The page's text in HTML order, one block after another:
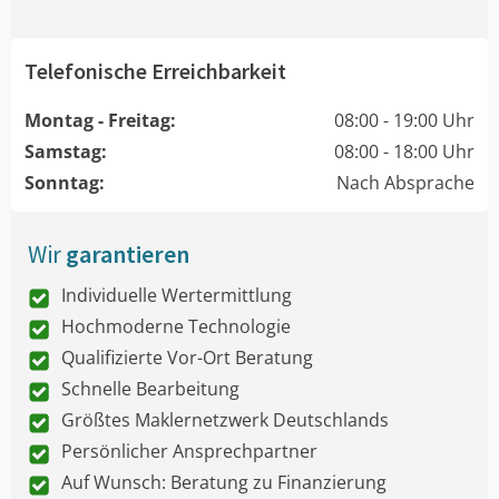
Telefonische Erreichbarkeit
Montag - Freitag:
08:00 - 19:00 Uhr
Samstag:
08:00 - 18:00 Uhr
Sonntag:
Nach Absprache
Wirgarantieren
Individuelle Wertermittlung
Hochmoderne Technologie
Qualifizierte Vor-Ort Beratung
Schnelle Bearbeitung
Größtes Maklernetzwerk Deutschlands
Persönlicher Ansprechpartner
Auf Wunsch: Beratung zu Finanzierung